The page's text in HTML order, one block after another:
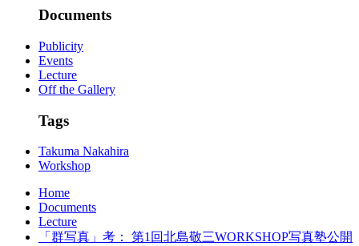
Documents
Publicity
Events
Lecture
Off the Gallery
Tags
Takuma Nakahira
Workshop
Home
Documents
Lecture
「群写真」考： 第1回北島敬三WORKSHOP写真塾公開